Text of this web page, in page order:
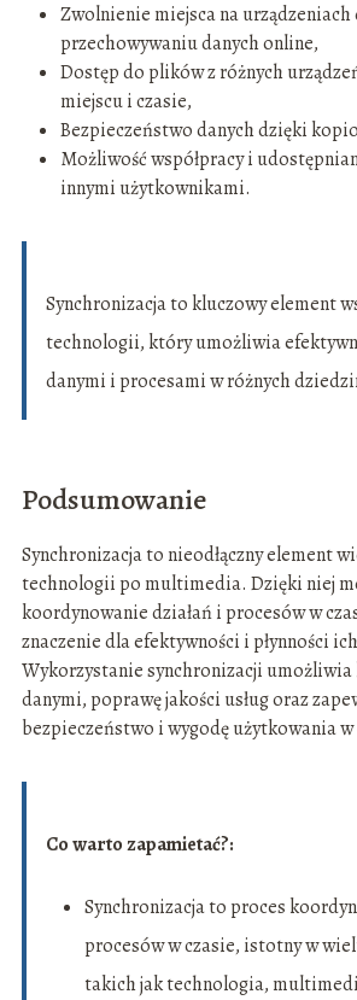
Zwolnienie miejsca na urządzeniach
przechowywaniu danych online,
Dostęp do plików z różnych
miejscu i czasie,
Bezpieczeństwo danych dzięki
Możliwość współpracy i
innymi użytkownikami.
Synchronizacja to kluczowy element
technologii, który umożliwia
danymi i procesami w różnych
Podsumowanie
Synchronizacja to nieodłączny element
technologii po multimedia. Dzięki niej
koordynowanie działań i procesów w
znaczenie dla efektywności i płynności
Wykorzystanie synchronizacji umożliwia
danymi, poprawę jakości usług oraz
bezpieczeństwo i wygodę użytkowania
Co warto zapamietać?:
Synchronizacja to proces
procesów w czasie, istotny w
takich jak technologia,